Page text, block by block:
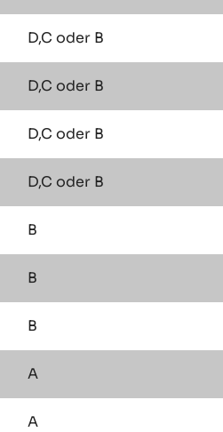
D,C oder B
D,C oder B
D,C oder B
D,C oder B
B
B
B
A
A